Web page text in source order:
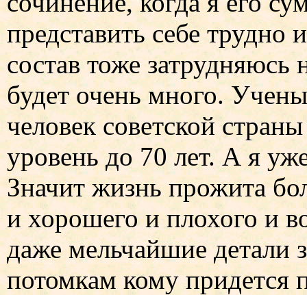
представить себе трудно
состав тоже
будет очень много.
человек советской
уровень до 70 лет. А я
Значит жизнь прожита
и хорошего и плохого и
даже мельчайшие детали
потомкам кому придется